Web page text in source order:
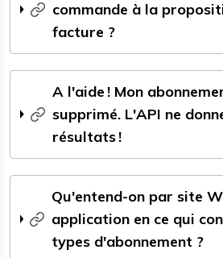
commande à la
facture ?
A l'aide ! Mon
supprimé. L'API ne
résultats !
Qu'entend-on par site
application en ce qui
types d'abonnement ?